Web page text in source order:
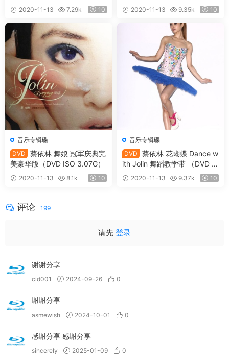
2020-11-13 7.29k 10
37G）2020-11-13 9.35k 10
音乐专辑碟
DVD
蔡依林 舞娘 冠军庆典完
美豪华版（DVD ISO 3.07G）
2020-11-13 8.1k 10
音乐专辑碟
DVD
蔡依林 花蝴蝶 Dance w
ith Jolin 舞蹈教学带 （DVD IS
O 2.61G）
2020-11-13 9.37k 10
评论 199
请先 登录
谢谢分享
cid001 2024-09-26 0
谢谢分享
asmewish 2024-10-01 0
感谢分享 感谢分享
sincerely 2025-01-09 0